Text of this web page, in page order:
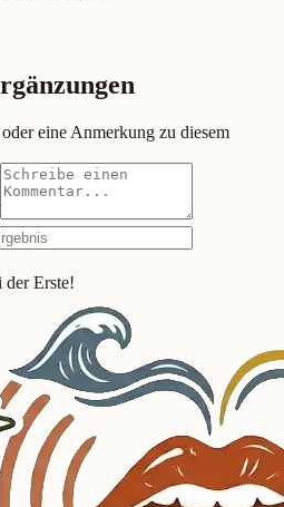
eine Anmerkung zu diesem
der Erste!